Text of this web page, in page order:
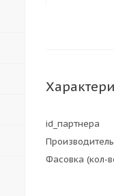
id_партнера
Производитель
Фасовка (кол-